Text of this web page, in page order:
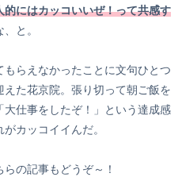
的にはカッコいいぜ！って共感す
、と。
らえなかったことに文句ひとつ
た花京院。張り切って朝ご飯を
仕事をしたぞ！」という達成感
カッコイイんだ。
の記事もどうぞ～！